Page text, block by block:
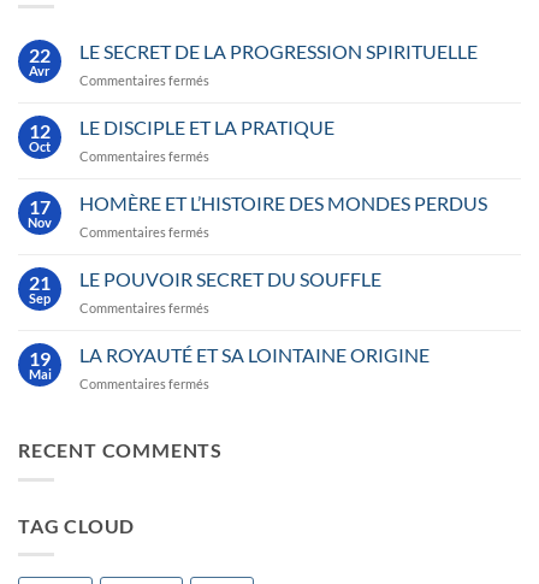
22
Avr
LE SECRET DE LA PROGRESSION SPIRITUELLE
Commentaires fermés
SECRET
LA
SPIRITUELLE
12
Oct
LE DISCIPLE ET LA PRATIQUE
Commentaires fermés
DISCIPLE
LA
17
Nov
HOMÈRE ET L’HISTOIRE DES MONDES PERDUS
Commentaires fermés
ET
DES
PERDUS
21
Sep
LE POUVOIR SECRET DU SOUFFLE
Commentaires fermés
POUVOIR
DU
19
Mai
LA ROYAUTÉ ET SA LOINTAINE ORIGINE
Commentaires fermés
ET
RECENT COMMENTS
TAG CLOUD